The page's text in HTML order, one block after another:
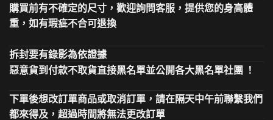
購買前有不確定的尺寸，歡迎詢問客服，提供您的身高體
重，如有瑕疵不合可退換
拆封要有錄影為依證據
惡意貨到付款不取貨直接黑名單並公開各大黑名單社團 ！
下單後想改訂單商品或取消訂單，請在隔天中午前聯繫我們
都來得及，超過時間將無法更改訂單